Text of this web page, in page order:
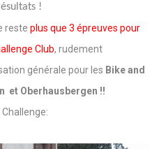
!
reste plus que 3 épreuves pour
Club, rudement
générale pour les Bike and
et Oberhausbergen !!